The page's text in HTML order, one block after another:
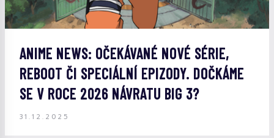
ANIME NEWS: OČEKÁVANÉ NOVÉ SÉRIE,
REBOOT ČI SPECIÁLNÍ EPIZODY. DOČKÁME
SE V ROCE 2026 NÁVRATU BIG 3?
31.12.2025